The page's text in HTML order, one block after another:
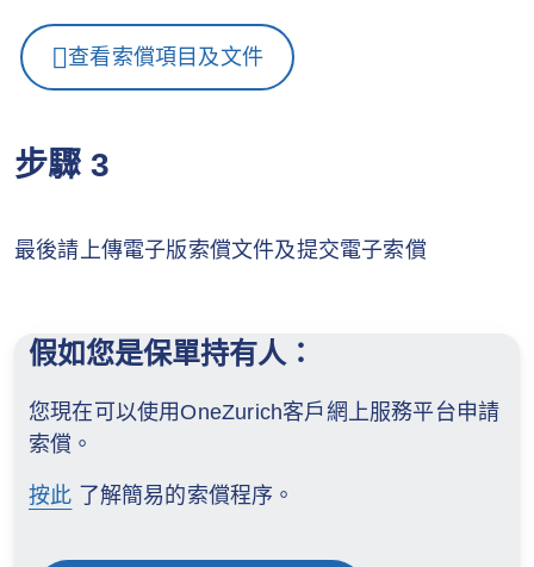
查看索償項目及文件
步驟 3
最後請上傳電子版索償文件及提交電子索償
假如您是保單持有人：
您現在可以使用OneZurich客戶網上服務平台申請
索償。
按此 了解簡易的索償程序。